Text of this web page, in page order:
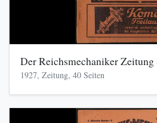
Der Reichsmechaniker Zeitung
1927, Zeitung, 40 Seiten